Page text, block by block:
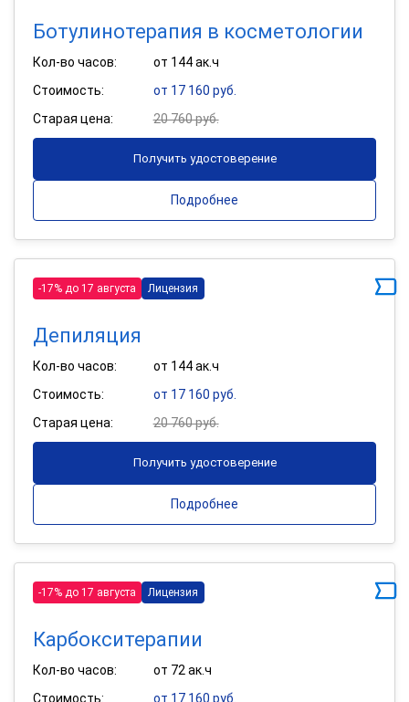
Ботулинотерапия в косметологии
Кол-во часов:
от 144 ак.ч
Стоимость:
от 17 160 руб.
Старая цена:
20 760 руб.
Получить удостоверение
Подробнее
-17% до 17 августа Лицензия
Депиляция
Кол-во часов:
от 144 ак.ч
Стоимость:
от 17 160 руб.
Старая цена:
20 760 руб.
Получить удостоверение
Подробнее
-17% до 17 августа Лицензия
Карбокситерапии
Кол-во часов:
от 72 ак.ч
Стоимость:
от 17 160 руб.